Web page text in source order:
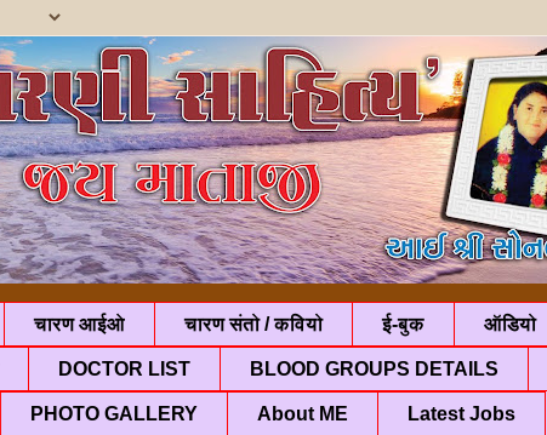
चारण आईओ चारण संतो / कवियो ई-बुक ऑडियो
DOCTOR LIST BLOOD GROUPS DETAILS
PHOTO GALLERY About ME Latest Jobs